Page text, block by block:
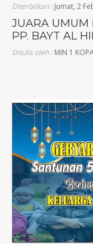
Diterbitkan :Jumat, 2
JUARA UMUM
PP. BAYT AL
Ditulis oleh :MIN 1